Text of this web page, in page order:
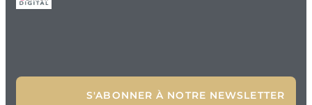
S'ABONNER À NOTRE NEWSLETTER